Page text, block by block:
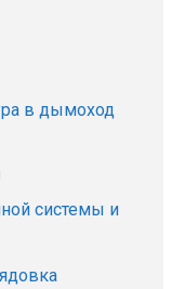
в дымоход
системы и